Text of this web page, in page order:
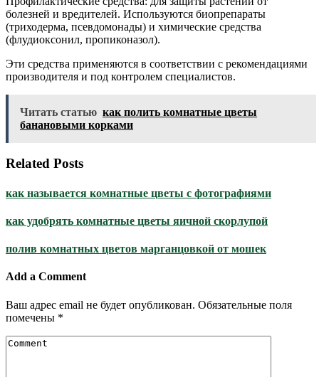
болезней и вредителей. Используются биопрепараты
(триходерма, псевдомонады) и химические средства
(флудиоксонил, пропиконазол).
Эти средства применяются в соответствии с рекомендациями
производителя и под контролем специалистов.
Читать статью как полить комнатные цветы
банановыми корками
Related Posts
как называется комнатные цветы с фотографиями
как удобрять комнатные цветы яичной скорлупой
полив комнатных цветов марганцовкой от мошек
Add a Comment
Ваш адрес email не будет опубликован. Обязательные поля
помечены *